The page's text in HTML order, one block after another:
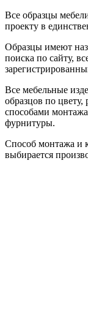
Все образцы
проекту в
Образцы имеют
поиска по сайту,
Все мебельные
образцов по
способами
фурнитуры.
Способ монтажа и
выбирается